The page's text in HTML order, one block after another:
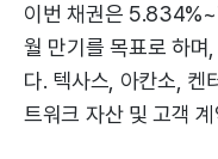
이번 채권은
월 만기를 목표로 하
다. 텍사스, 아칸소, 켄
트워크 자산 및 고객